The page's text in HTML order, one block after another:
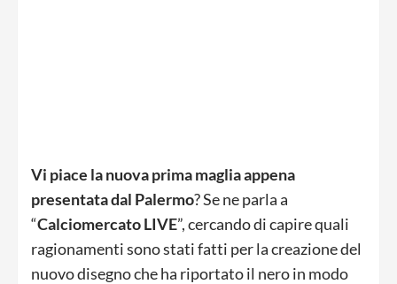
Vi piace la nuova prima maglia appena
presentata dal Palermo? Se ne parla a
“Calciomercato LIVE”, cercando di capire quali
ragionamenti sono stati fatti per la creazione del
nuovo disegno che ha riportato il nero in modo